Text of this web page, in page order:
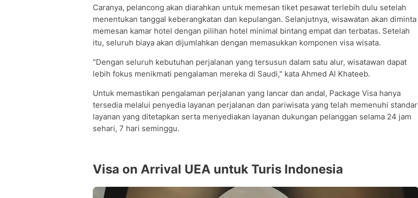
Caranya, pelancong akan diarahkan untuk memesan tiket pesawat terlebih dulu setelah
menentukan tanggal keberangkatan dan kepulangan. Selanjutnya, wisawatan akan diminta
memesan kamar hotel dengan pilihan hotel minimal bintang empat dan terbatas. Setelah
itu, seluruh biaya akan dijumlahkan dengan memasukkan komponen visa wisata.
"Dengan seluruh kebutuhan perjalanan yang tersusun dalam satu alur, wisatawan dapat
lebih fokus menikmati pengalaman mereka di Saudi," kata Ahmed Al Khateeb.
Untuk memastikan pengalaman perjalanan yang lancar dan andal, Package Visa hanya
tersedia melalui penyedia layanan perjalanan dan pariwisata yang telah memenuhi standar
layanan yang ditetapkan serta menyediakan layanan dukungan pelanggan selama 24 jam
sehari, 7 hari seminggu.
Visa on Arrival UEA untuk Turis Indonesia